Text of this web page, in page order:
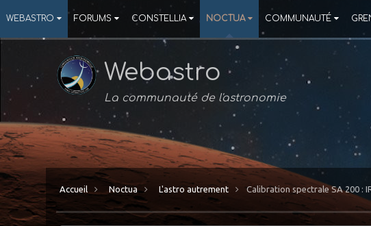
WEBASTRO FORUMS CONSTELLIA NOCTUA COMMUNAUTÉ
Webastro
La communauté de l'astronomie
Accueil Noctua L'astro autrement Calibration spectrale SA 200 :